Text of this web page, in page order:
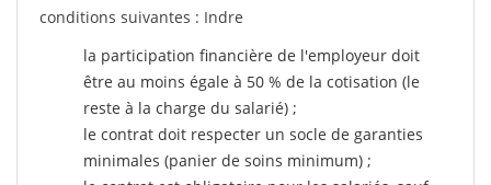
conditions suivantes : Indre
la participation financière de l'employeur doit
être au moins égale à 50 % de la cotisation (le
reste à la charge du salarié) ;
le contrat doit respecter un socle de garanties
minimales (panier de soins minimum) ;